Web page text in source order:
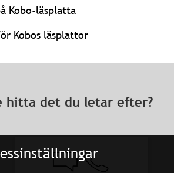
Kobo-läsplatta
Kobos läsplattor
hitta det du letar efter?